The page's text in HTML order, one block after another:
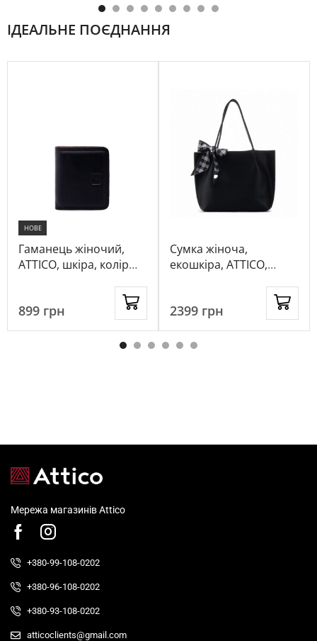
ІДЕАЛЬНЕ ПОЄДНАННЯ
НОВЕ
Гаманець жіночий,
ATTICO, шкіра, колір
899 грн
Сумка жіноча,
екошкіра, ATTICO,
2399 грн
Мережа магазинів Attico
+380-99-108-0202
+380-96-108-0202
+380-93-108-0202
atticoclients@gmail.com